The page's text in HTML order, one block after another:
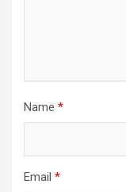
Name *
Email *